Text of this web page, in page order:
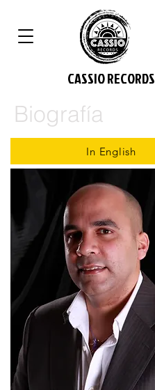
CASSIO RECORDS
Biografía
In English